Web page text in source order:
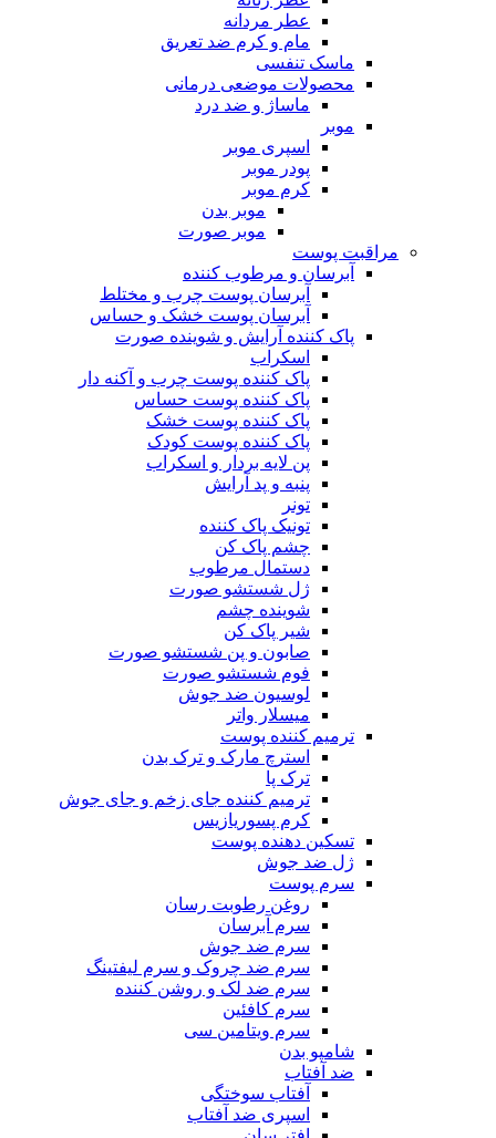
عطر مردانه
مام و کرم ضد تعریق
ماسک تنفسی
محصولات موضعی درمانی
ماساژ و ضد درد
موبر
اسپری موبر
پودر موبر
کرم موبر
موبر بدن
موبر صورت
مراقبت پوست
آبرسان و مرطوب کننده
آبرسان پوست چرب و مختلط
آبرسان پوست خشک و حساس
پاک کننده آرایش و شوینده صورت
اسکراب
پاک کننده پوست چرب و آکنه دار
پاک کننده پوست حساس
پاک کننده پوست خشک
پاک کننده پوست کودک
پن لایه بردار و اسکراب
پنبه و پد آرایش
تونر
تونیک پاک کننده
چشم پاک کن
دستمال مرطوب
ژل شستشو صورت
شوینده چشم
شیر پاک کن
صابون و پن شستشو صورت
فوم شستشو صورت
لوسیون ضد جوش
میسلار واتر
ترمیم کننده پوست
استرچ مارک و ترک بدن
ترک پا
ترمیم کننده جای زخم و جای جوش
کرم پسوریازیس
تسکین دهنده پوست
ژل ضد جوش
سرم پوست
روغن رطوبت رسان
سرم آبرسان
سرم ضد جوش
سرم ضد چروک و سرم لیفتینگ
سرم ضد لک و روشن کننده
سرم کافئین
سرم ویتامین سی
شامپو بدن
ضد آفتاب
آفتاب سوختگی
اسپری ضد آفتاب